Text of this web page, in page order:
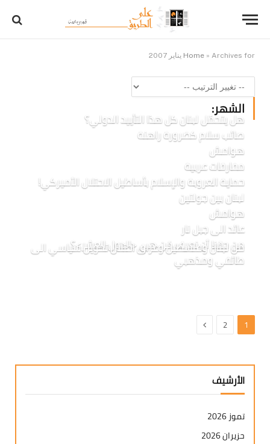
Home » Archives for يناير 2007
الشهر:
هل يتحمّل لبنان كل هذا التأييد الدولي؟
صائب سلام كضرورة راهنة
هوامش
مفارقات عربية
حماية العروبة والإسلام بأساطيل الاحتلال الأميركي!
لبنان بين جولتين
هوامش
عائد الى جبل نار
من حقنا أن نعرف مَن هي <الدول العشر>؟
من لبنان وفلسطين وعراق احتلال تحويل سياسي الى
طائفي ومذهبي
1
2 التالي
الأرشيف
تموز 2026
حزيران 2026